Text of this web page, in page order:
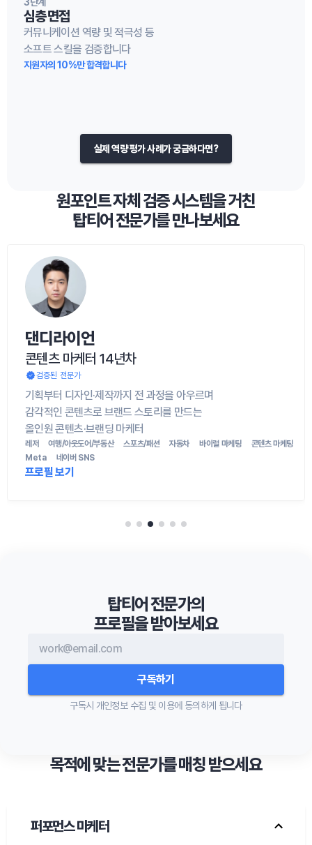
심층 면접
커뮤니케이션 역량 및 적극성 등
소프트 스킬을 검증합니다
지원자의 10%만 합격합니다
실제 역량 평가 사례가 궁금하다면?
원포인트 자체 검증 시스템을 거친
탑티어 전문가를 만나보세요
댄디라이언
콘텐츠 마케터 14년차
검증된 전문가
기획부터 디자인·제작까지 전 과정을 아우르며
감각적인 콘텐츠로 브랜드 스토리를 만드는
올인원 콘텐츠·브랜딩 마케터
레저 여행/아웃도어/부동산 스포츠/패션 자동차 바이럴 마케팅
콘텐츠 마케팅
Meta
네이버 SNS
프로필 보기
탑티어 전문가의
프로필을 받아보세요
구독하기
구독시 개인정보 수집 및 이용에 동의하게 됩니다
목적에 맞는 전문가를 매칭 받으세요
퍼포먼스 마케터